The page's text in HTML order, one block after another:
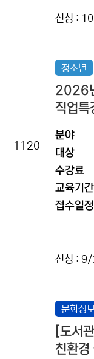
신청 :
1120
청소년
2026
직업특
분야
대상
수강료
교육기간
접수일정
신청 :
문화정
[도서
친환경